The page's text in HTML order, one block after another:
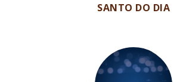
SANTO DO DIA